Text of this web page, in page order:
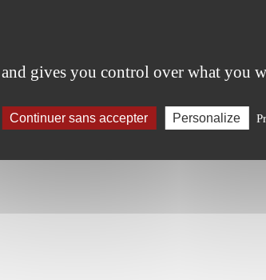
gives you control over what you
Continuer sans accepter Personalize